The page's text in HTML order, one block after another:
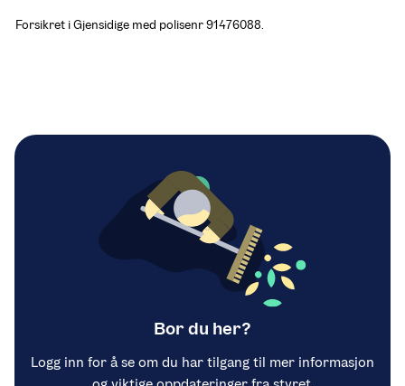
Forsikret i Gjensidige med polisenr 91476088.
Bor du her?
Logg inn for å se om du har tilgang til mer informasjon